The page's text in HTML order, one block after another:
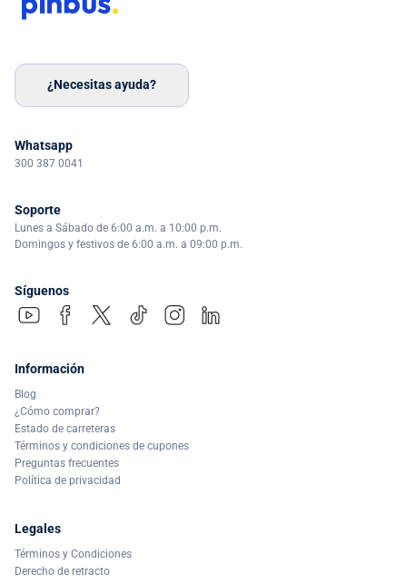
¿Necesitas ayuda?
Whatsapp
300 387 0041
Soporte
Lunes a Sábado de 6:00 a.m. a 10:00 p.m.
Domingos y festivos de 6:00 a.m. a 09:00 p.m.
Síguenos
Información
Blog
¿Cómo comprar?
Estado de carreteras
Términos y condiciones de cupones
Preguntas frecuentes
Política de privacidad
Legales
Términos y Condiciones
Derecho de retracto